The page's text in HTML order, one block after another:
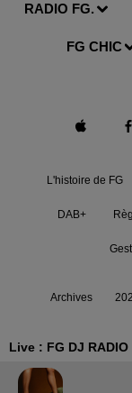
Live : FG DJ RADIO
RADIO FG.
FG CHIC
L'histoire de FG
DAB+
Archives